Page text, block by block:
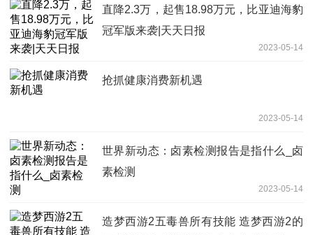
直降2.3万，起售18.98万元，比亚迪海豹
冠军版来袭|天天日报
2023-05-14
抢抓健康消费新机遇
2023-05-14
世界新动态：卤素检测报告是指什么_卤
素检测
2023-05-14
造梦西游2五毒兽所有技能 造梦西游2的